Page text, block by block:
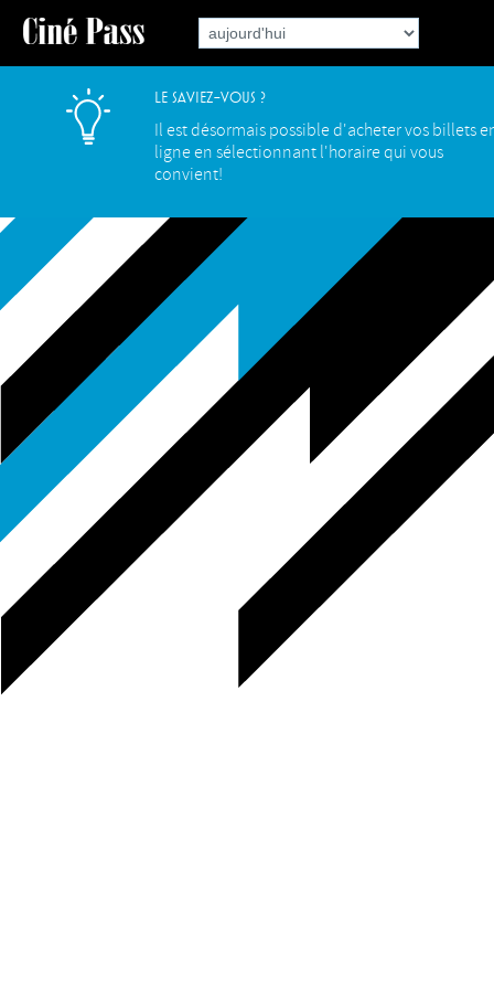
Le saviez-vous ?
Il est désormais possible d'acheter vos billets
ligne en sélectionnant l'horaire qui vous
convient!